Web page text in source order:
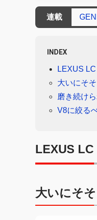
連載
INDEX
LEXUS LC
大いにそ
磨き続け
V8に絞る
LEXUS LC
大いにそ